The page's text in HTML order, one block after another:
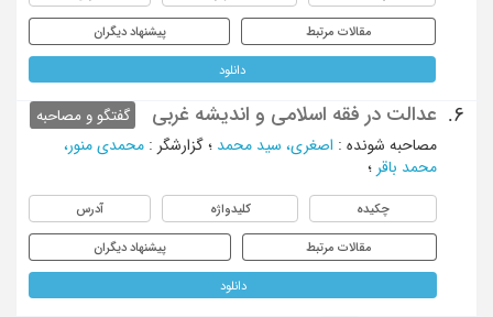
مقالات مرتبط پیشنهاد دیگران
دانلود
6. عدالت در فقه اسلامی و اندیشه غربی
گفتگو و مصاحبه
مصاحبه شونده : اصغری، سید محمد ؛ گزارشگر : محمدی منور،
محمد باقر ؛
چکیده کلیدواژه آدرس
مقالات مرتبط پیشنهاد دیگران
دانلود